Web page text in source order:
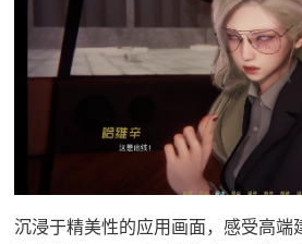
沉浸于精美性的应用画面，感受高端